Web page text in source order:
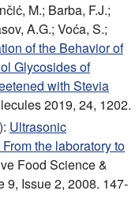
M.; Barba, F.J.;
A.G.; Voća, S.;
of the Behavior of
Glycosides of
with Stevia
2019, 24, 1202.
Ultrasonic
the laboratory to
Food Science &
9, Issue 2, 2008. 147-